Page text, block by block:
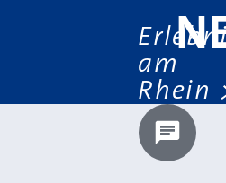
am
Rhein
Chatbot laden?